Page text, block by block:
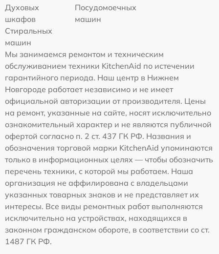
Духовых
шкафов
Посудомоечных
машин
Стиральных
машин
Мы занимаемся ремонтом и техническим
обслуживанием техники KitchenAid по истечении
гарантийного периода. Наш центр в Нижнем
Новгороде работает независимо и не имеет
официальной авторизации от производителя. Цены
на ремонт, указанные на сайте, носят исключительно
ознакомительный характер и не являются публичной
офертой согласно п. 2 ст. 437 ГК РФ. Названия и
обозначения торговой марки KitchenAid упоминаются
только в информационных целях — чтобы обозначить
перечень техники, с которой мы работаем. Наша
организация не аффилирована с владельцами
указанных товарных знаков и не представляет их
интересы. Все виды ремонтных работ выполняются
исключительно на устройствах, находящихся в
законном гражданском обороте, в соответствии со ст.
1487 ГК РФ.